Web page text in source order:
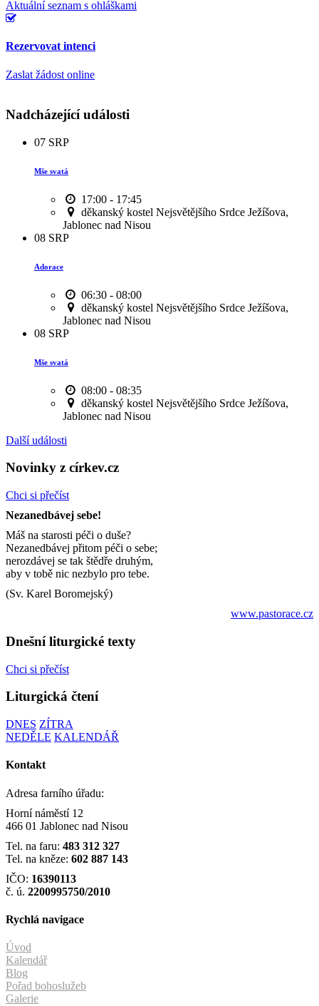
Aktuální seznam s ohláškami
Rezervovat intenci
Zaslat žádost online
Nadcházející události
07 SRP
Mše svatá
17:00 - 17:45
děkanský kostel Nejsvětějšího Srdce Ježíšova,
Jablonec nad Nisou
08 SRP
Adorace
06:30 - 08:00
děkanský kostel Nejsvětějšího Srdce Ježíšova,
Jablonec nad Nisou
08 SRP
Mše svatá
08:00 - 08:35
děkanský kostel Nejsvětějšího Srdce Ježíšova,
Jablonec nad Nisou
Další události
Novinky z církev.cz
Chci si přečíst
Nezanedbávej sebe!
Máš na starosti péči o duše?
Nezanedbávej přitom péči o sebe;
nerozdávej se tak štědře druhým,
aby v tobě nic nezbylo pro tebe.
(Sv. Karel Boromejský)
www.pastorace.cz
Dnešní liturgické texty
Chci si přečíst
Liturgická čtení
DNES ZÍTRA
NEDĚLE KALENDÁŘ
Kontakt
Adresa farního úřadu:
Horní náměstí 12
466 01 Jablonec nad Nisou
Tel. na faru: 483 312 327
Tel. na kněze: 602 887 143
IČO: 16390113
č. ú. 2200995750/2010
Rychlá navigace
Úvod
Kalendář
Blog
Pořad bohoslužeb
Galerie